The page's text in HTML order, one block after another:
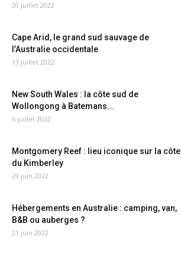
20 juillet 2022
Cape Arid, le grand sud sauvage de
l’Australie occidentale
13 juillet 2022
New South Wales : la côte sud de
Wollongong à Batemans...
6 juillet 2022
Montgomery Reef : lieu iconique sur la côte
du Kimberley
29 juin 2022
Hébergements en Australie : camping, van,
B&B ou auberges ?
21 juin 2022